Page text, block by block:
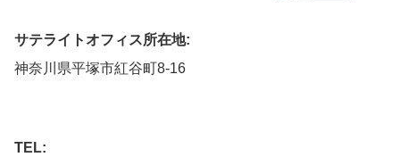
サテライトオフィス所在地:
神奈川県平塚市紅谷町8-16
TEL: